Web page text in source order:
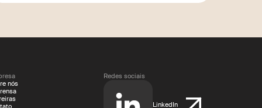
nós
Redes sociais
LinkedIn